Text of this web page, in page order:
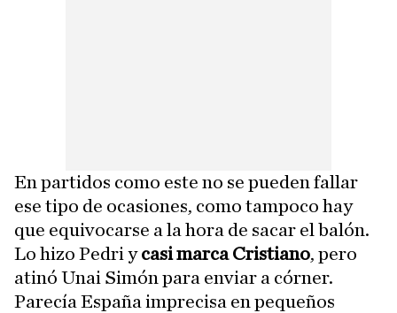
En partidos como este no se pueden fallar
ese tipo de ocasiones, como tampoco hay
que equivocarse a la hora de sacar el balón.
Lo hizo Pedri ycasi marca Cristiano, pero
atinó Unai Simón para enviar a córner.
Parecía España imprecisa en pequeños